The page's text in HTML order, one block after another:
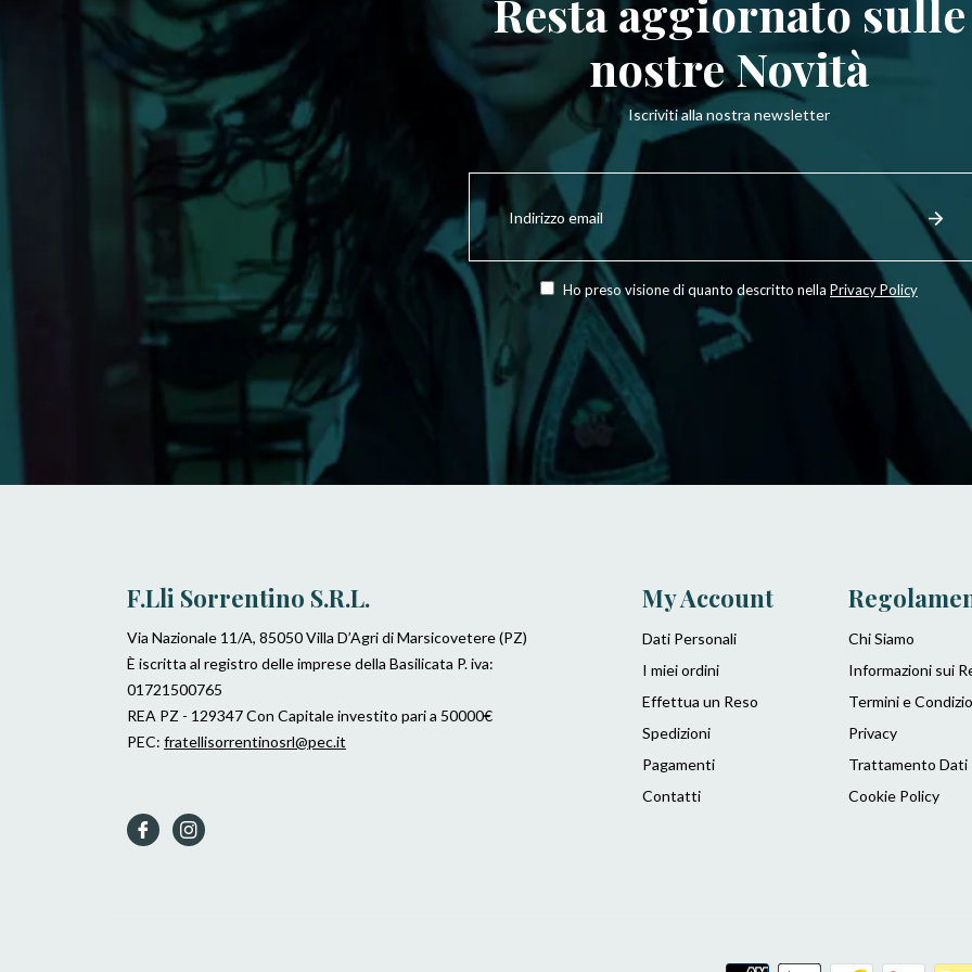
Resta aggiornato sulle
nostre Novità
Iscriviti alla nostra newsletter
ultime
novità,
offerte
e
stili
Ho preso visione di quanto descritto nella Privacy Policy
F.lli Sorrentino S.r.l.
Via Nazionale 11/A, 85050 Villa D’Agri di Marsicovetere (PZ)
È iscritta al registro delle imprese della Basilicata P. iva:
01721500765
REA PZ - 129347 Con Capitale investito pari a 50000€
PEC: fratellisorrentinosrl@pec.it
My Account
Dati Personali
I miei ordini
Effettua un Reso
Spedizioni
Pagamenti
Contatti
Chi Siamo
Informazioni sui
Termini e
Privacy
Trattamento Dati
Cookie Policy
Fb
Ins